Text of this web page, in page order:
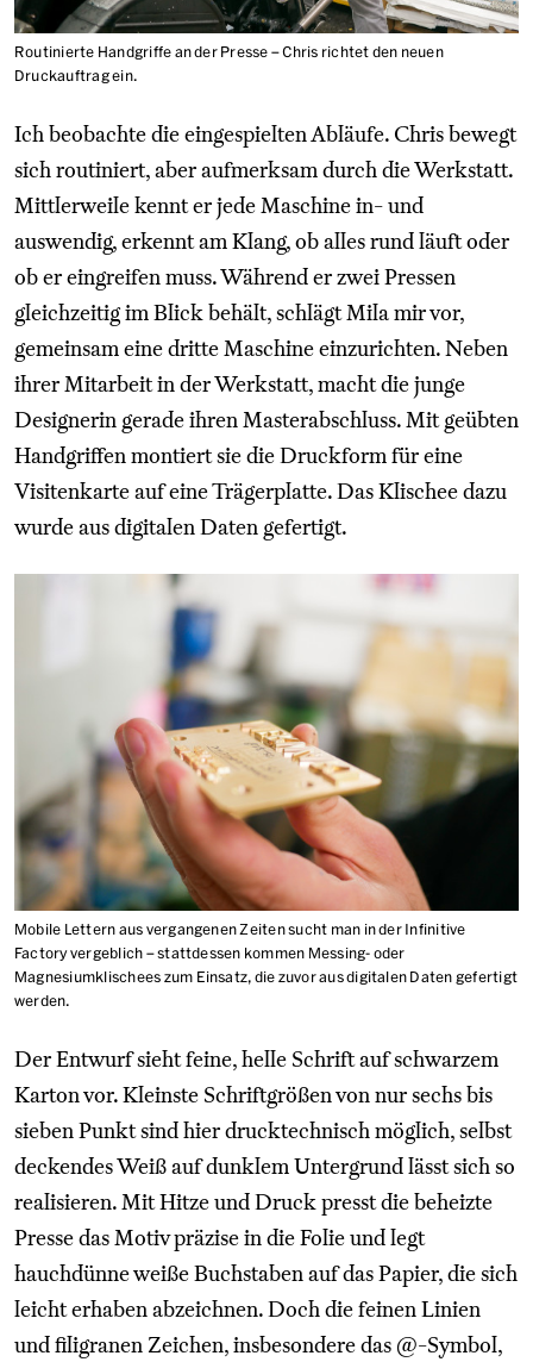
Routinierte Handgriffe an der Presse – Chris richtet den neuen
Druckauftrag ein.
Ich beobachte die eingespielten Abläufe. Chris bewegt
sich routiniert, aber aufmerksam durch die Werkstatt.
Mittlerweile kennt er jede Maschine in- und
auswendig, erkennt am Klang, ob alles rund läuft oder
ob er eingreifen muss. Während er zwei Pressen
gleichzeitig im Blick behält, schlägt Mila mir vor,
gemeinsam eine dritte Maschine einzurichten. Neben
ihrer Mitarbeit in der Werkstatt, macht die junge
Designerin gerade ihren Masterabschluss. Mit geübten
Handgriffen montiert sie die Druckform für eine
Visitenkarte auf eine Trägerplatte. Das Klischee dazu
wurde aus digitalen Daten gefertigt.
Mobile Lettern aus vergangenen Zeiten sucht man in der Infinitive
Factory vergeblich – stattdessen kommen Messing- oder
Magnesiumklischees zum Einsatz, die zuvor aus digitalen Daten gefertigt
werden.
Der Entwurf sieht feine, helle Schrift auf schwarzem
Karton vor. Kleinste Schriftgrößen von nur sechs bis
sieben Punkt sind hier drucktechnisch möglich, selbst
deckendes Weiß auf dunklem Untergrund lässt sich so
realisieren. Mit Hitze und Druck presst die beheizte
Presse das Motiv präzise in die Folie und legt
hauchdünne weiße Buchstaben auf das Papier, die sich
leicht erhaben abzeichnen. Doch die feinen Linien
und filigranen Zeichen, insbesondere das @-Symbol,